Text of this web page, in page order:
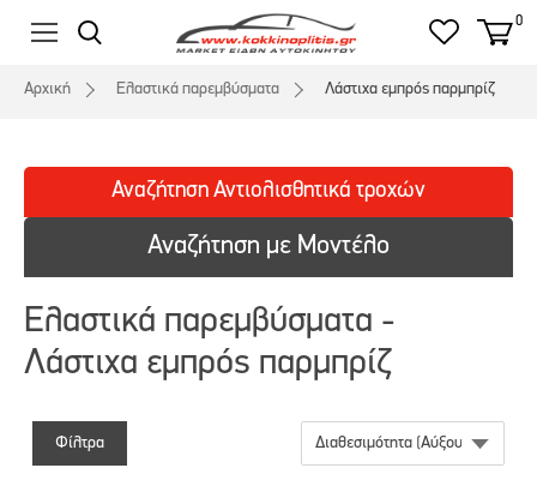
0
Αρχική Ελαστικά παρεμβύσματα Λάστιχα εμπρός παρμπρίζ
Αναζήτηση με Μοντέλο
Αναζήτηση Αντιολισθητικά τροχών
Ελαστικά παρεμβύσματα -
Λάστιχα εμπρός παρμπρίζ
Φίλτρα